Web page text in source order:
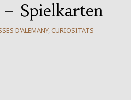
Spielkarten
D'ALEMANY, CURIOSITATS